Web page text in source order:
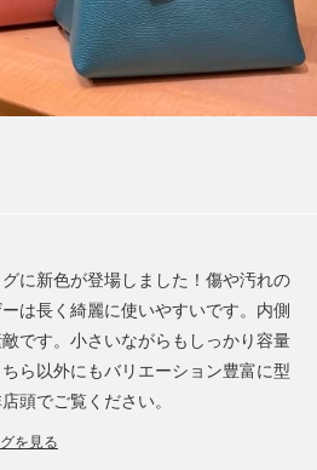
グに新色が登場しました！傷や汚れの
は長く綺麗に使いやすいです。内側
です。小さいながらもしっかり容量
ら以外にもバリエーション豊富に型
頭でご覧ください。
を見る